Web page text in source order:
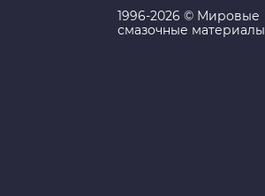
1996-2026 © Мировые
смазочные материалы